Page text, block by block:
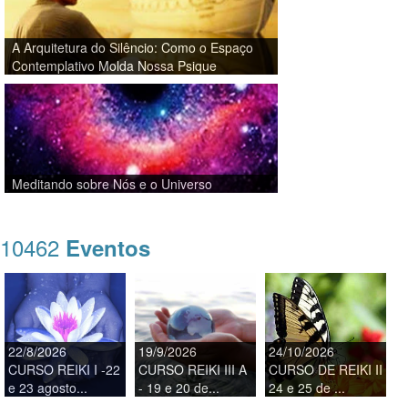
A Arquitetura do Silêncio: Como o Espaço
Contemplativo Molda Nossa Psique
Meditando sobre Nós e o Universo
10462 Eventos
22/8/2026
CURSO REIKI I -22
e 23 agosto...
19/9/2026
CURSO REIKI III A
- 19 e 20 de...
24/10/2026
CURSO DE REIKI II
24 e 25 de ...